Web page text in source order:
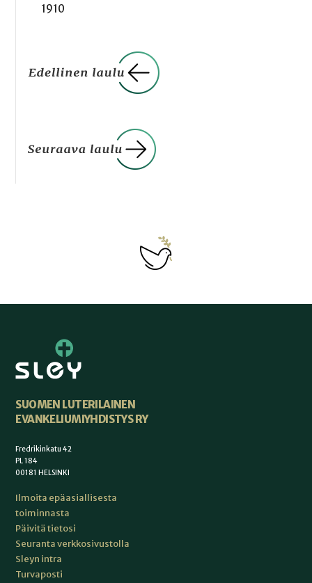
1910
SUOMEN LUTERILAINEN
EVANKELIUMIYHDISTYS RY
Fredrikinkatu 42
PL 184
00181 HELSINKI
Ilmoita epäasiallisesta
toiminnasta
Päivitä tietosi
Seuranta verkkosivustolla
Sleyn intra
Turvaposti